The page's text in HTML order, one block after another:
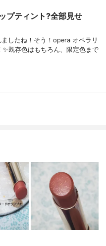
プティント?全部見せ
したね！そう！opera オペラリ
既存色はもちろん、限定色まで